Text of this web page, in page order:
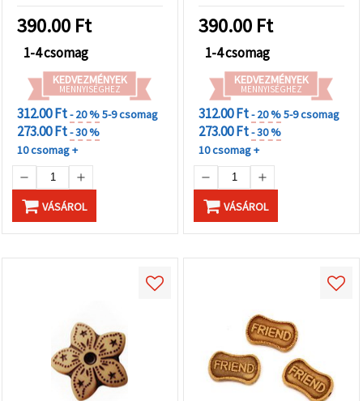
390.00 Ft
1-4 csomag
KEDVEZMÉNYEK
MENNYISÉGHEZ
312.00 Ft- 20 %5-9 csomag
273.00 Ft- 30 %
10 csomag +
VÁSÁROL
390.00 Ft
1-4 csomag
KEDVEZMÉNYEK
MENNYISÉGHEZ
312.00 Ft- 20 %5-9 csomag
273.00 Ft- 30 %
10 csomag +
VÁSÁROL